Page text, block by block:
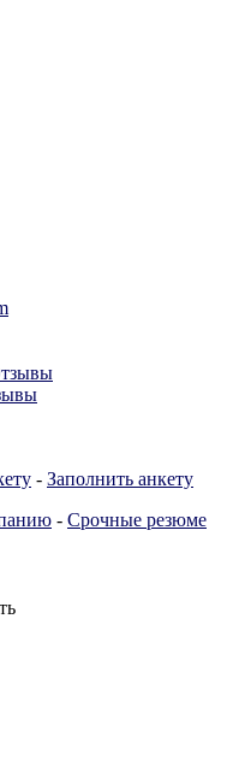
для
крюинговых
и Всего
Работа,
Рассылка
form
- Заполнить анкету
- Срочные резюме